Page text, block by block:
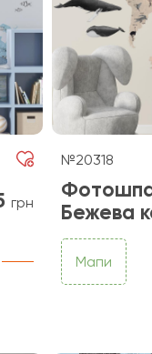
грн
№20318
Бежева
Мапи